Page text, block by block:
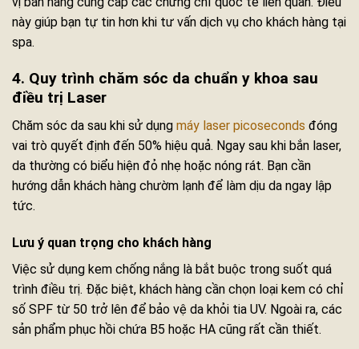
này giúp bạn tự tin hơn khi tư vấn dịch vụ cho khách hàng tại
spa.
4. Quy trình chăm sóc da chuẩn y khoa sau
điều trị Laser
Chăm sóc da sau khi sử dụng máy laser picoseconds đóng
vai trò quyết định đến 50% hiệu quả. Ngay sau khi bắn laser,
da thường có biểu hiện đỏ nhẹ hoặc nóng rát. Bạn cần
hướng dẫn khách hàng chườm lạnh để làm dịu da ngay lập
tức.
Lưu ý quan trọng cho khách hàng
Việc sử dụng kem chống nắng là bắt buộc trong suốt quá
trình điều trị. Đặc biệt, khách hàng cần chọn loại kem có chỉ
số SPF từ 50 trở lên để bảo vệ da khỏi tia UV. Ngoài ra, các
sản phẩm phục hồi chứa B5 hoặc HA cũng rất cần thiết.